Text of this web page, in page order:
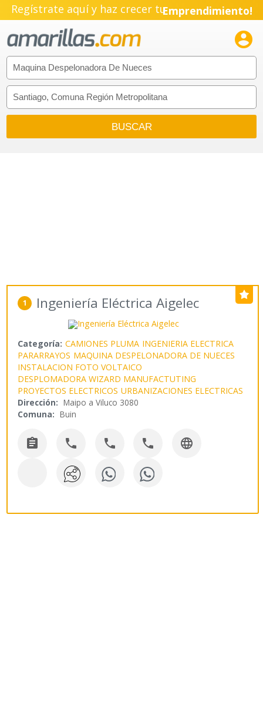
Regístrate aquí y haz crecer tuEmprendimiento!

1 Ingeniería Eléctrica Aigelec
Categoría: CAMIONES PLUMA INGENIERIA ELECTRICA
PARARRAYOS MAQUINA DESPELONADORA DE NUECES
INSTALACION FOTO VOLTAICO
DESPLOMADORA WIZARD MANUFACTUTING
PROYECTOS ELECTRICOS URBANIZACIONES ELECTRICAS
Dirección: Maipo a Viluco 3080
Comuna: Buin
    